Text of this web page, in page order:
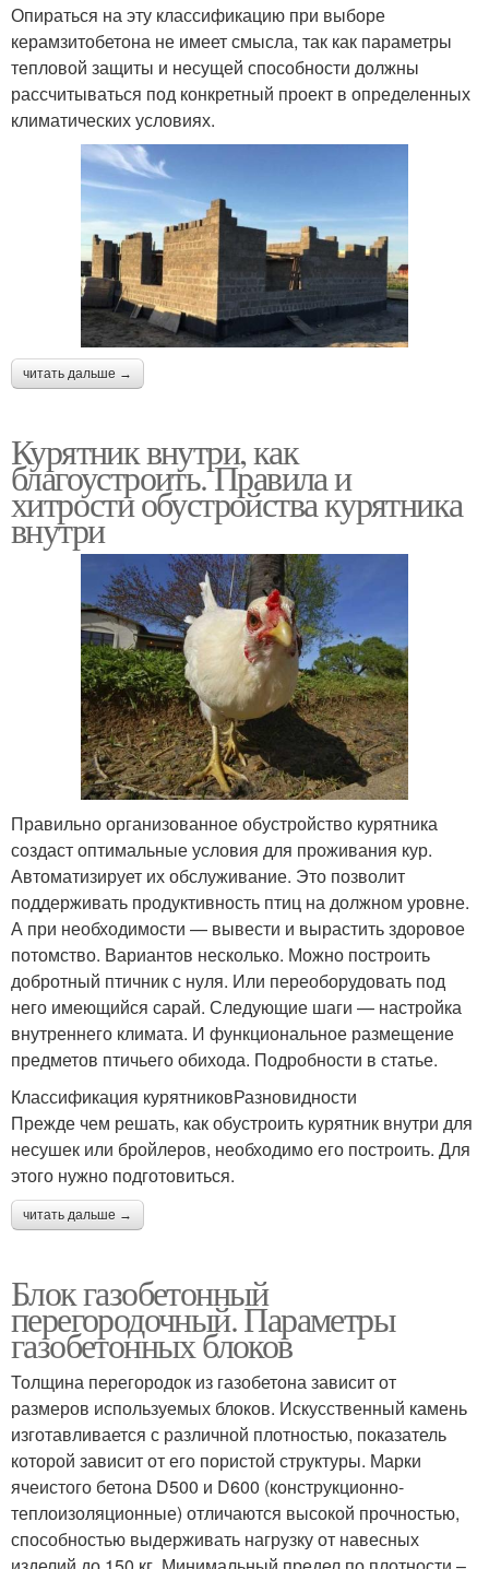
Опираться на эту классификацию при выборе
керамзитобетона не имеет смысла, так как параметры
тепловой защиты и несущей способности должны
рассчитываться под конкретный проект в определенных
климатических условиях.
читать дальше →
Курятник внутри, как
благоустроить. Правила и
хитрости обустройства курятника
внутри
Правильно организованное обустройство курятника
создаст оптимальные условия для проживания кур.
Автоматизирует их обслуживание. Это позволит
поддерживать продуктивность птиц на должном уровне.
А при необходимости — вывести и вырастить здоровое
потомство. Вариантов несколько. Можно построить
добротный птичник с нуля. Или переоборудовать под
него имеющийся сарай. Следующие шаги — настройка
внутреннего климата. И функциональное размещение
предметов птичьего обихода. Подробности в статье.
Классификация курятниковРазновидности
Прежде чем решать, как обустроить курятник внутри для
несушек или бройлеров, необходимо его построить. Для
этого нужно подготовиться.
читать дальше →
Блок газобетонный
перегородочный. Параметры
газобетонных блоков
Толщина перегородок из газобетона зависит от
размеров используемых блоков. Искусственный камень
изготавливается с различной плотностью, показатель
которой зависит от его пористой структуры. Марки
ячеистого бетона D500 и D600 (конструкционно-
теплоизоляционные) отличаются высокой прочностью,
способностью выдерживать нагрузку от навесных